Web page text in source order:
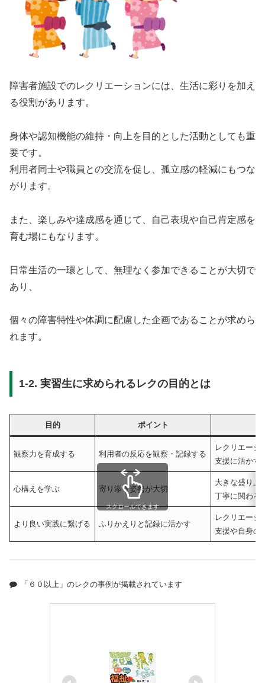
障害者施設でのレクリエーションには、生活に彩りを加え
る役割があります。
身体や認知機能の維持・向上を目的とした活動としても重
要です。
利用者同士や職員との交流を促し、孤立感の軽減にもつな
がります。
また、楽しみや達成感を通じて、自己表現や自己肯定感を
育む場にもなります。
日常生活の一環として、無理なく参加できることが大切で
あり、
個々の障害特性や体調に配慮した企画であることが求めら
れます。
1-2. 実習生に求められるレクの目的とは
目的 ポイント
観察力を育成する 利用者の反応を観察・記録する
レクリエーシ
支援に活かす
心構えを学ぶ 寄り添う姿勢が大切
大きな盛り上
丁寧に関わる
より良い実践に繋げる ふりかえりと記録に活かす
レクリエーシ
支援や自身の
スクロールできます
「６０以上」のレクの事例が掲載されています